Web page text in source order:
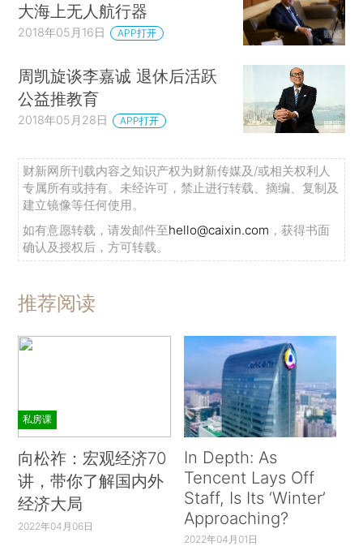
大海上无人航行器
2018年05月16日 APP打开
周凯旋谈李嘉诚 退休后活跃
公益推教育
2018年05月28日 APP打开
财新网所刊载内容之知识产权为财新传媒及/或相关权利人
专属所有或持有。未经许可，禁止进行转载、摘编、复制及
建立镜像等任何使用。
如有意愿转载，请发邮件至hello@caixin.com ，获得书面
确认及授权后，方可转载。
推荐阅读
私房课
向松祚：宏观经济70
讲，带你了解国内外
经济大局
2022年04月06日
In Depth: As
Tencent Lays Off
Staff, Is Its ‘Winter’
Approaching?
2022年04月01日